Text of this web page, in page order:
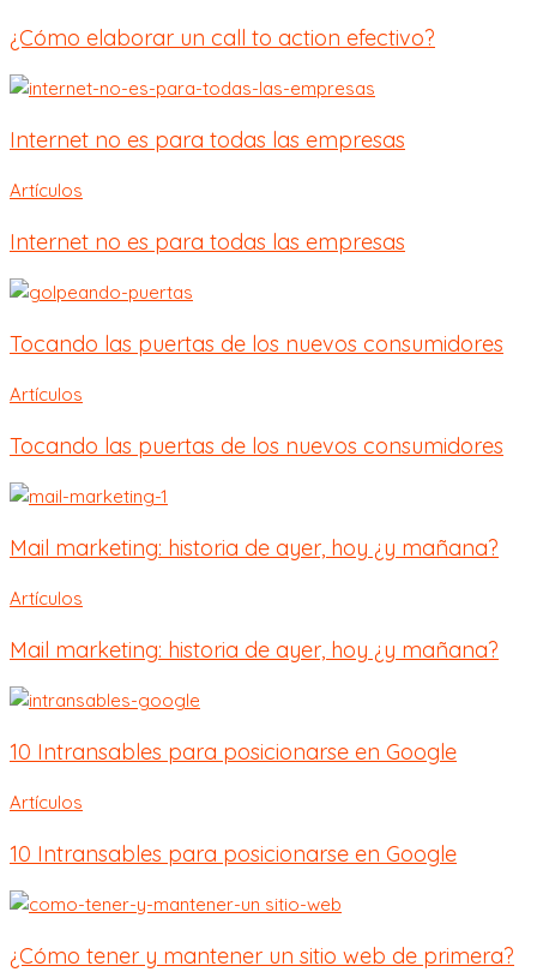
¿Cómo elaborar un call to action efectivo?
Internet no es para todas las empresas
Artículos
Internet no es para todas las empresas
Tocando las puertas de los nuevos consumidores
Artículos
Tocando las puertas de los nuevos consumidores
Mail marketing: historia de ayer, hoy ¿y mañana?
Artículos
Mail marketing: historia de ayer, hoy ¿y mañana?
10 Intransables para posicionarse en Google
Artículos
10 Intransables para posicionarse en Google
¿Cómo tener y mantener un sitio web de primera?